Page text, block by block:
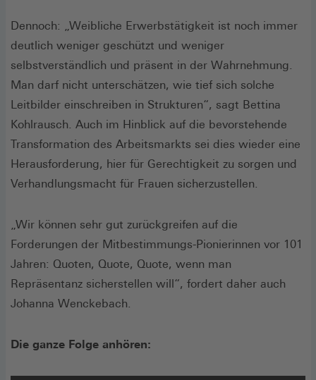
Dennoch: „Weibliche Erwerbstätigkeit ist noch immer
deutlich weniger geschützt und weniger
selbstverständlich und präsent in der Wahrnehmung.
Man darf nicht unterschätzen, wie tief sich solche
Leitbilder einschreiben in Strukturen“, sagt Bettina
Kohlrausch. Auch im Hinblick auf die bevorstehende
Transformation des Arbeitsmarkts sei dies wieder eine
Herausforderung, hier für Gerechtigkeit zu sorgen und
Verhandlungsmacht für Frauen sicherzustellen.
„Wir können sehr gut zurückgreifen auf die
Forderungen der Mitbestimmungs-Pionierinnen vor 101
Jahren: Quoten, Quote, Quote, wenn man
Repräsentanz sicherstellen will“, fordert daher auch
Johanna Wenckebach.
Die ganze Folge anhören: